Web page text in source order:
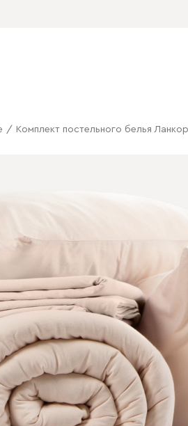
/ Комплект постельного белья